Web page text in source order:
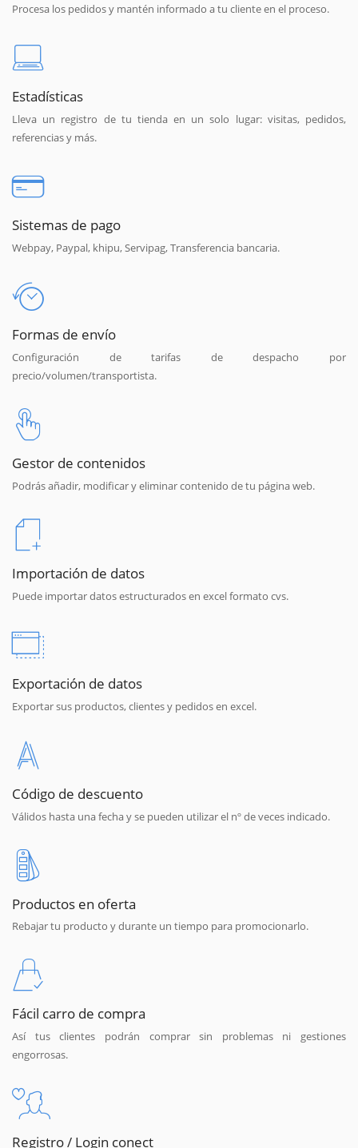
Procesa los pedidos y mantén informado a tu cliente en el proceso.
Estadísticas
Lleva un registro de tu tienda en un solo lugar: visitas, pedidos,
referencias y más.
Sistemas de pago
Webpay, Paypal, khipu, Servipag, Transferencia bancaria.
Formas de envío
Configuración de tarifas de despacho por
precio/volumen/transportista.
Gestor de contenidos
Podrás añadir, modificar y eliminar contenido de tu página web.
Importación de datos
Puede importar datos estructurados en excel formato cvs.
Exportación de datos
Exportar sus productos, clientes y pedidos en excel.
Código de descuento
Válidos hasta una fecha y se pueden utilizar el nº de veces indicado.
Productos en oferta
Rebajar tu producto y durante un tiempo para promocionarlo.
Fácil carro de compra
Así tus clientes podrán comprar sin problemas ni gestiones
engorrosas.
Registro / Login conect